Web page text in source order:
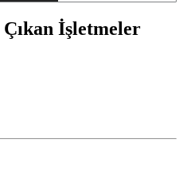
İşletmeler